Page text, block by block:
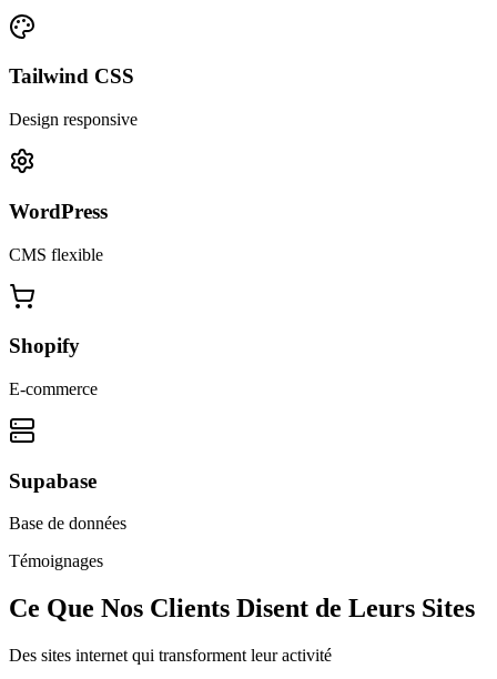
Tailwind CSS
Design responsive
WordPress
CMS flexible
Shopify
E-commerce
Supabase
Base de données
Témoignages
Ce Que Nos Clients Disent de Leurs Sites
Des sites internet qui transforment leur activité